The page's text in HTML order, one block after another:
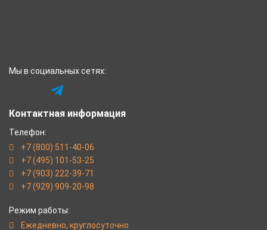
Мы в социальных сетях:
Контактная информация
Телефон:
+7 (800) 511-40-06
+7 (495) 101-53-25
+7 (903) 222-39-71
+7 (929) 909-20-98
Режим работы:
Eжедневно, круглосуточно